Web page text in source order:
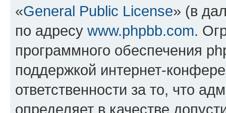
«General Public License» (в
по адресу www.phpbb.com.
программного обеспечения
поддержкой интернет-
ответственности за то, что
определяет в качестве